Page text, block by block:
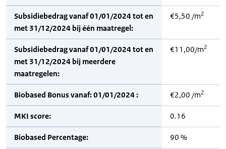
Subsidiebedrag vanaf 01/01/2024 tot en
met 31/12/2024 bij één maatregel:
€5,50 /m2
Subsidiebedrag vanaf 01/01/2024 tot en
met 31/12/2024 bij meerdere
maatregelen:
€11,00/m2
Biobased Bonus vanaf: 01/01/2024 : €2,00 /m2
MKI score: 0.16
Biobased Percentage: 90 %